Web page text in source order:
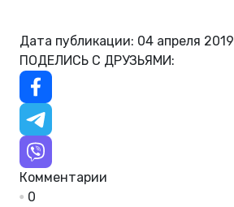
Дата публикации: 04 апреля 2019
ПОДЕЛИСЬ С ДРУЗЬЯМИ:
Комментарии
0